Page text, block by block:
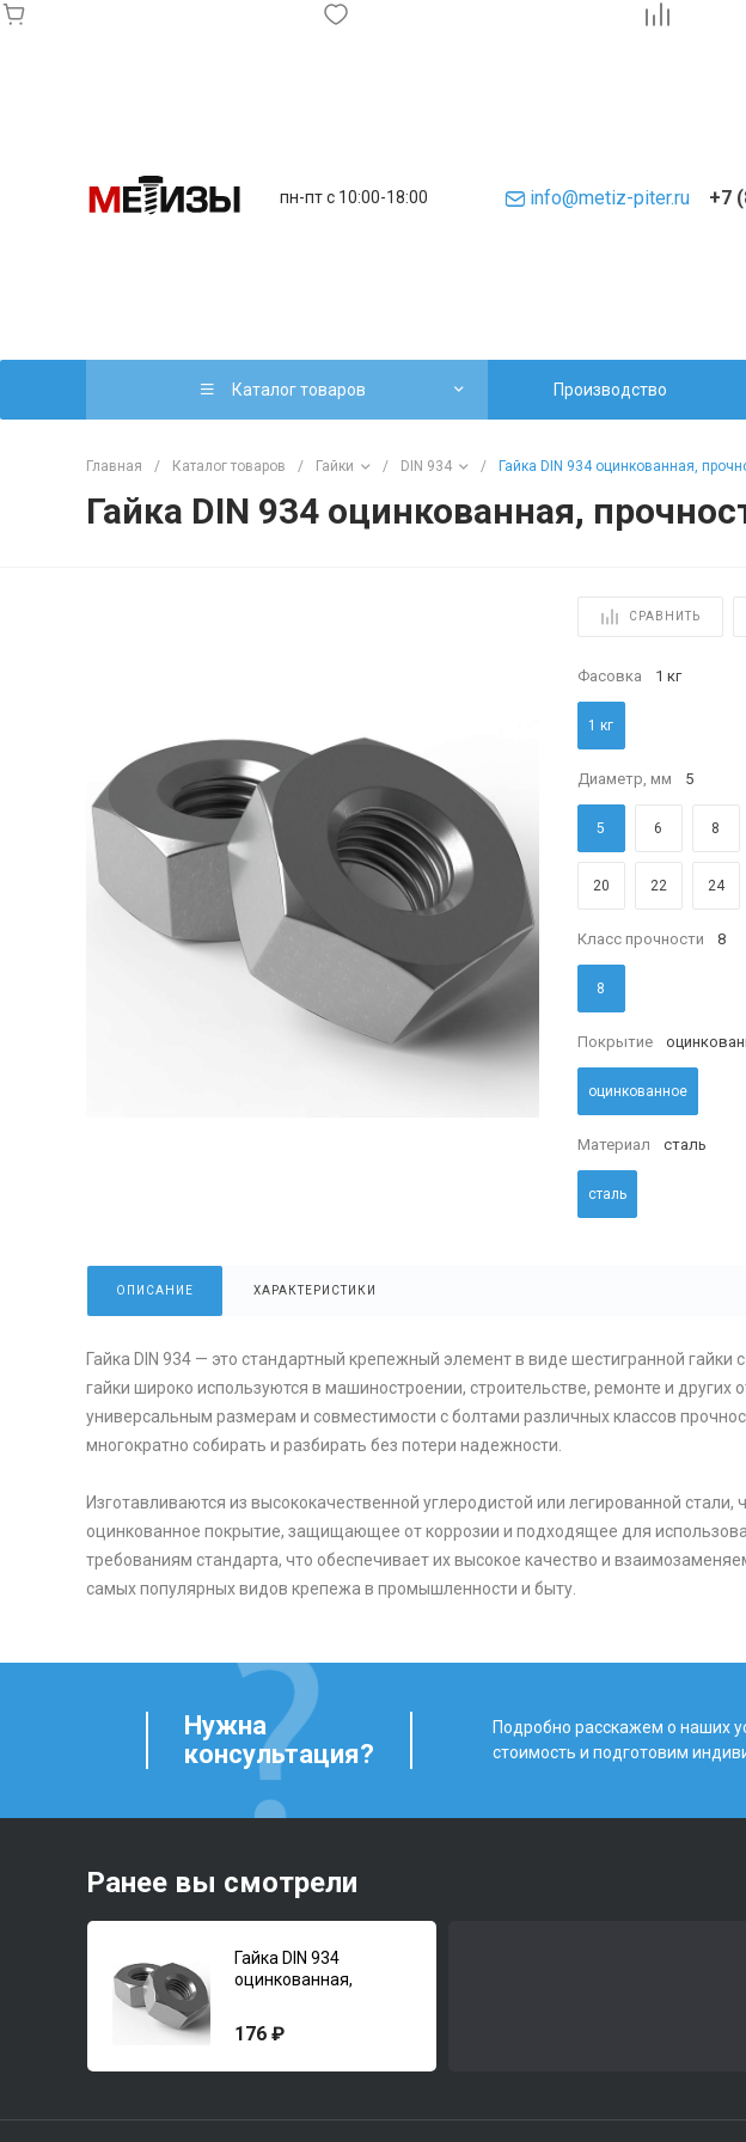
пн-пт с 10:00-18:00 info@metiz-piter.ru +7
Каталог товаров Производство
Главная / Каталог товаров / Гайки / DIN 934 / Гайка DIN 934 оцинкованная,
Гайка DIN 934 оцинкованная,
СРАВНИТЬ
Фасовка 1 кг
1 кг
Диаметр, мм 5
5 6 8
20 22 24
Класс прочности 8
8
Покрытие
оцинкованное
Материал сталь
сталь
ОПИСАНИЕ ХАРАКТЕРИСТИКИ
Гайка DIN 934 — это стандартный крепежный элемент в виде шестигранной
гайки широко используются в машиностроении, строительстве, ремонте и
универсальным размерам и совместимости с болтами различных классов
многократно собирать и разбирать без потери надежности.
Изготавливаются из высококачественной углеродистой или легированной
оцинкованное покрытие, защищающее от коррозии и подходящее для
требованиям стандарта, что обеспечивает их высокое качество и
самых популярных видов крепежа в промышленности и быту.
Нужна
консультация?
Подробно расскажем о наших
стоимость и подготовим
Ранее вы смотрели
Гайка DIN 934
оцинкованная,
176 ₽